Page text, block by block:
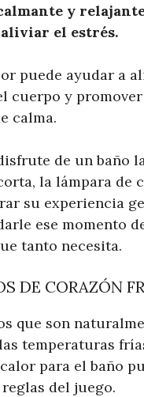
y
el estrés.
puede ayudar a
cuerpo y
calma.
de un baño
la lámpara de
su experiencia
ese momento
tanto necesita.
DE CORAZÓN
que son
temperaturas
para el baño
del juego.